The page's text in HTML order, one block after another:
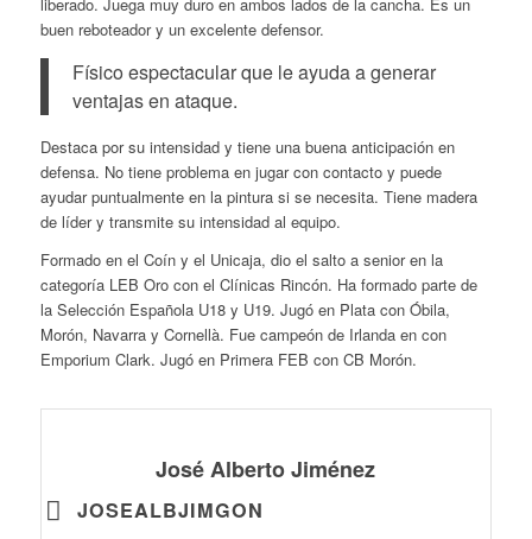
liberado. Juega muy duro en ambos lados de la cancha. Es un
buen reboteador y un excelente defensor.
Físico espectacular que le ayuda a generar
ventajas en ataque.
Destaca por su intensidad y tiene una buena anticipación en
defensa. No tiene problema en jugar con contacto y puede
ayudar puntualmente en la pintura si se necesita. Tiene madera
de líder y transmite su intensidad al equipo.
Formado en el Coín y el Unicaja, dio el salto a senior en la
categoría LEB Oro con el Clínicas Rincón. Ha formado parte de
la Selección Española U18 y U19. Jugó en Plata con Óbila,
Morón, Navarra y Cornellà. Fue campeón de Irlanda en con
Emporium Clark. Jugó en Primera FEB con CB Morón.
José Alberto Jiménez
JOSEALBJIMGON